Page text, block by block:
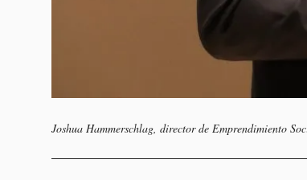
Joshua Hammerschlag, director de Emprendimiento